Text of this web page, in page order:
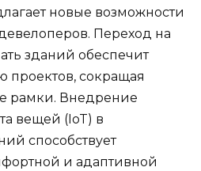
новые возможности
Переход на
зданий обеспечит
проектов, сокращая
рамки. Внедрение
вещей (IoT) в
способствует
и адаптивной